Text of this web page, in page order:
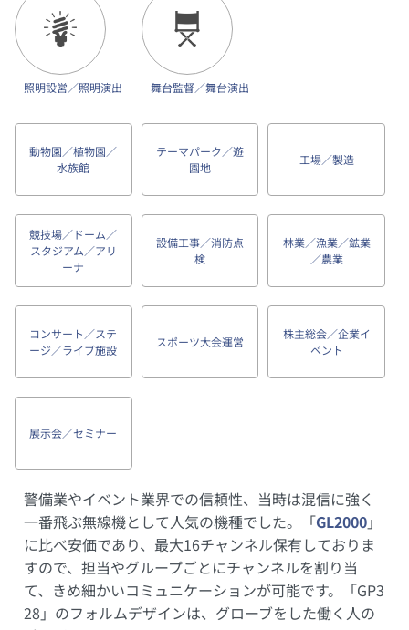
照明設営／照明演出 舞台監督／舞台演出
動物園／植物園／
水族館
テーマパーク／遊
園地
工場／製造
競技場／ドーム／
スタジアム／アリ
ーナ
設備工事／消防点
検
林業／漁業／鉱業
／農業
コンサート／ステ
ージ／ライブ施設
スポーツ大会運営
株主総会／企業イ
ベント
展示会／セミナー
警備業やイベント業界での信頼性、当時は混信に強く
一番飛ぶ無線機として人気の機種でした。「GL2000」
に比べ安価であり、最大16チャンネル保有しておりま
すので、担当やグループごとにチャンネルを割り当
て、きめ細かいコミュニケーションが可能です。「GP3
28」のフォルムデザインは、グローブをした働く人の